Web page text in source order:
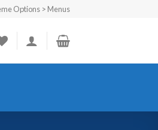
Options > Menus